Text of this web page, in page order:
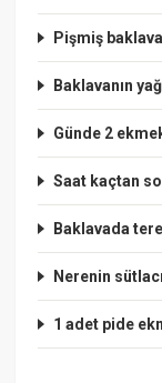
Pişmiş
Baklavanın
Günde 2
Saat kaçtan
Baklavada
Nerenin
1 adet pide